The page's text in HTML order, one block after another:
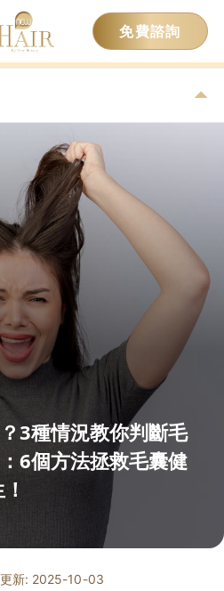
免費諮詢
3種情況教你判斷毛
6個方法拯救毛囊健
更新: 2025-10-03